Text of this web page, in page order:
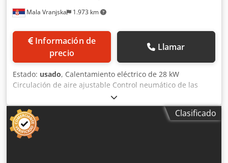
Mala Vranjska 1.973 km
Información de
precio
Llamar
Estado: usado, Calentamiento eléctrico de 28 kW
Circulación de aire ajustable Control neumático de las
compuertas de entrada de aire fresco, salida de aire y
humo; Limpieza: limpieza con espuma Generador de humo
por fricción para uso en interiores Material para generar
humo: cubo de madera Sin sistema de postcombustión
Dimensiones de instalación de la máquina en cm: Ancho:
Clasificado